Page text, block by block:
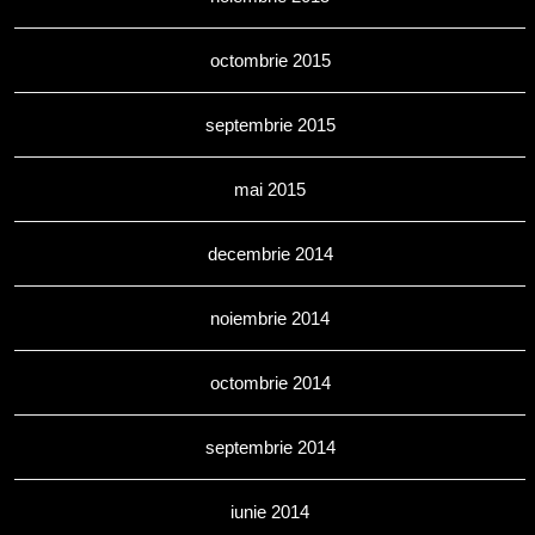
octombrie 2015
septembrie 2015
mai 2015
decembrie 2014
noiembrie 2014
octombrie 2014
septembrie 2014
iunie 2014